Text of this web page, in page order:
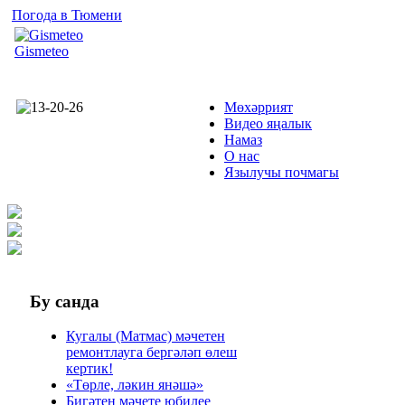
Погода в Тюмени
Gismeteo
Мөхәррият
Видео яңалык
Намаз
О нас
Язылучы почмагы
Бу санда
Кугалы (Матмас) мәчетен
ремонтлауга бергәләп өлеш
кертик!
«Төрле, ләкин янәшә»
Бигәтен мәчете юбилее